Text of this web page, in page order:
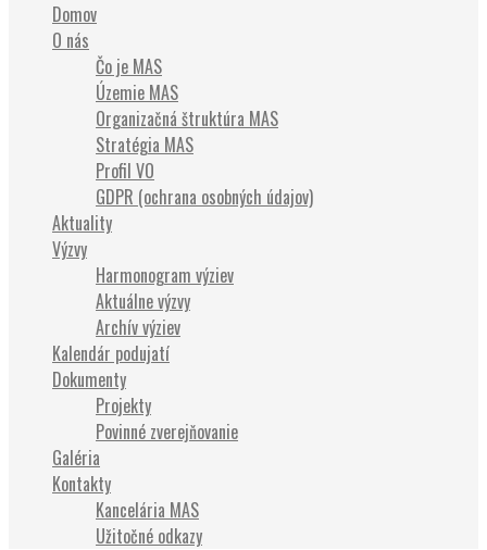
Domov
O nás
Čo je MAS
Územie MAS
Organizačná štruktúra MAS
Stratégia MAS
Profil VO
GDPR (ochrana osobných údajov)
Aktuality
Výzvy
Harmonogram výziev
Aktuálne výzvy
Archív výziev
Kalendár podujatí
Dokumenty
Projekty
Povinné zverejňovanie
Galéria
Kontakty
Kancelária MAS
Užitočné odkazy